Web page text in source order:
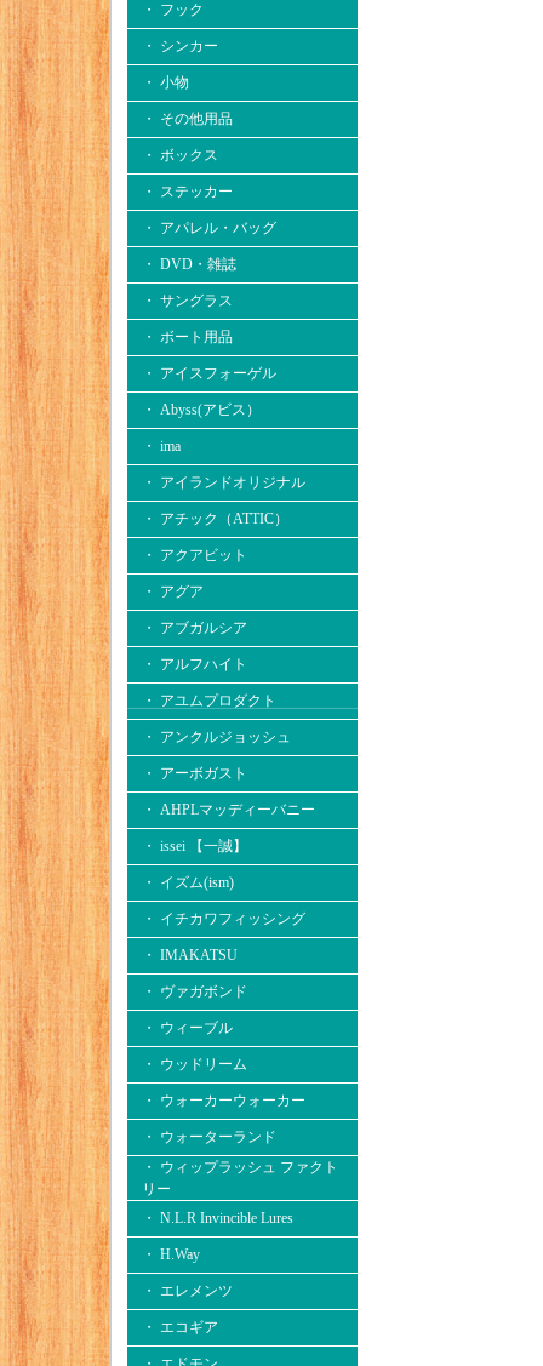
・ フック
・ シンカー
・ 小物
・ その他用品
・ ボックス
・ ステッカー
・ アパレル・バッグ
・ DVD・雑誌
・ サングラス
・ ボート用品
・ アイスフォーゲル
・ Abyss(アビス）
・ ima
・ アイランドオリジナル
・ アチック（ATTIC）
・ アクアビット
・ アグア
・ アブガルシア
・ アルフハイト
・ アユムプロダクト
・ アンクルジョッシュ
・ アーボガスト
・ AHPLマッディーバニー
・ issei 【一誠】
・ イズム(ism)
・ イチカワフィッシング
・ IMAKATSU
・ ヴァガボンド
・ ウィーブル
・ ウッドリーム
・ ウォーカーウォーカー
・ ウォーターランド
・ ウィップラッシュ ファクト
リー
・ N.L.R Invincible Lures
・ H.Way
・ エレメンツ
・ エコギア